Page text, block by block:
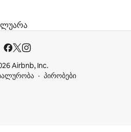
ლუარა
Airbnb, Inc.
პირობები